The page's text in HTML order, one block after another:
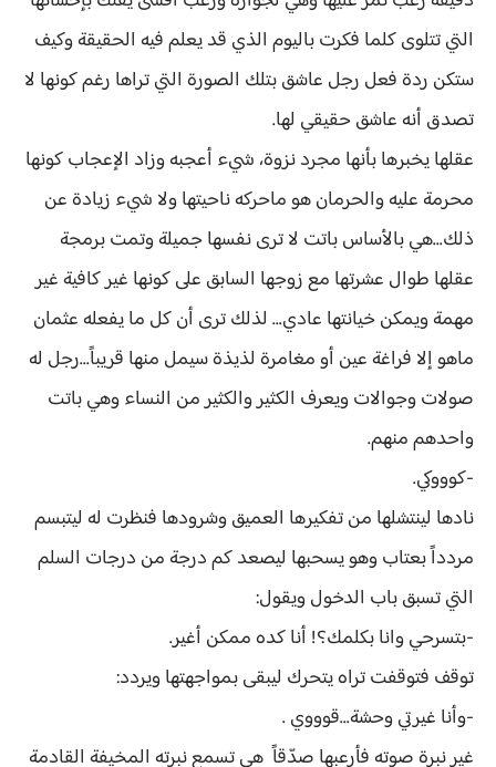
التي تتلوى كلما فكرت باليوم الذي قد يعلم فيه الحقيقة وكيف
ستكن ردة فعل رجل عاشق بتلك الصورة التي تراها رغم كونها لا
تصدق أنه عاشق حقيقي لها.
عقلها يخبرها بأنها مجرد نزوة، شيء أعجبه وزاد الإعجاب كونها
محرمة عليه والحرمان هو ماحركه ناحيتها ولا شيء زيادة عن
ذلك...هي بالأساس باتت لا ترى نفسها جميلة وتمت برمجة
عقلها طوال عشرتها مع زوجها السابق على كونها غير كافية غير
مهمة ويمكن خيانتها عادي... لذلك ترى أن كل ما يفعله عثمان
ماهو إلا فراغة عين أو مغامرة لذيذة سيمل منها قريباً...رجل له
صولات وجوالات ويعرف الكثير والكثير من النساء وهي باتت
واحدهم منهم.
-كوووكي.
نادها لينتشلها من تفكيرها العميق وشرودها فنظرت له ليتبسم
مردداً بعتاب وهو يسحبها ليصعد كم درجة من درجات السلم
التي تسبق باب الدخول ويقول:
-بتسرحي وانا بكلمك؟! أنا كده ممكن أغير.
توقف فتوقفت تراه يتحرك ليبقى بمواجهتها ويردد:
-وأنا غيرتي وحشة...قوووي .
غير نبرة صوته فأرعبها صدّقاً هي تسمع نبرته المخيفة القادمة